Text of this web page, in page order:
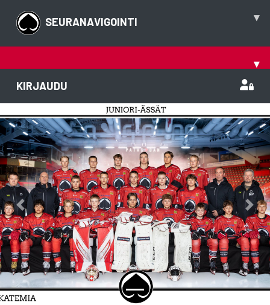
SEURANAVIGOINTI ▾
▾
KIRJAUDU
Previous